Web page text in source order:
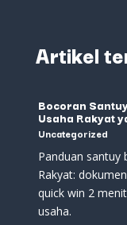
Artikel
Bocoran
Usaha Rakyat
Uncategorized
Panduan santuy
Rakyat:
quick win 2
usaha.